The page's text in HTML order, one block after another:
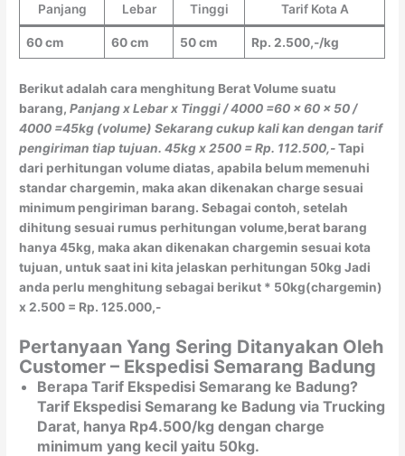
Panjang Lebar Tinggi Tarif Kota A
60 cm 60 cm 50 cm Rp. 2.500,-/kg
Berikut adalah cara menghitung Berat Volume suatu
barang,Panjang x Lebar x Tinggi / 4000 =60 x 60 x 50 /
4000 =45kg (volume) Sekarang cukup kali kan dengan tarif
pengiriman tiap tujuan. 45kg x 2500 = Rp. 112.500,-Tapi
dari perhitungan volume diatas, apabila belum memenuhi
standar chargemin, maka akan dikenakan charge sesuai
minimum pengiriman barang. Sebagai contoh, setelah
dihitung sesuai rumus perhitungan volume,berat barang
hanya 45kg, maka akan dikenakan chargemin sesuai kota
tujuan, untuk saat ini kita jelaskan perhitungan 50kg Jadi
anda perlu menghitung sebagai berikut * 50kg(chargemin)
x 2.500 = Rp. 125.000,-
Pertanyaan Yang Sering Ditanyakan Oleh
Customer – Ekspedisi Semarang Badung
Berapa Tarif Ekspedisi Semarang ke Badung?
Tarif Ekspedisi Semarang ke Badung via Trucking
Darat, hanya Rp4.500/kg dengan charge
minimum yang kecil yaitu 50kg.